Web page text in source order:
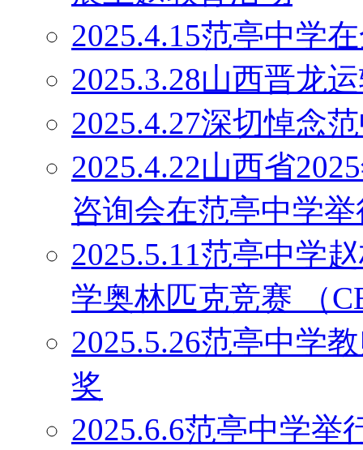
2025.4.15范亭中学
2025.3.28山西晋龙
2025.4.27深切悼念
2025.4.22山西省
咨询会在范亭中学举
2025.5.11范亭中学
学奥林匹克竞赛 （
2025.5.26范亭中学
奖
2025.6.6范亭中学举